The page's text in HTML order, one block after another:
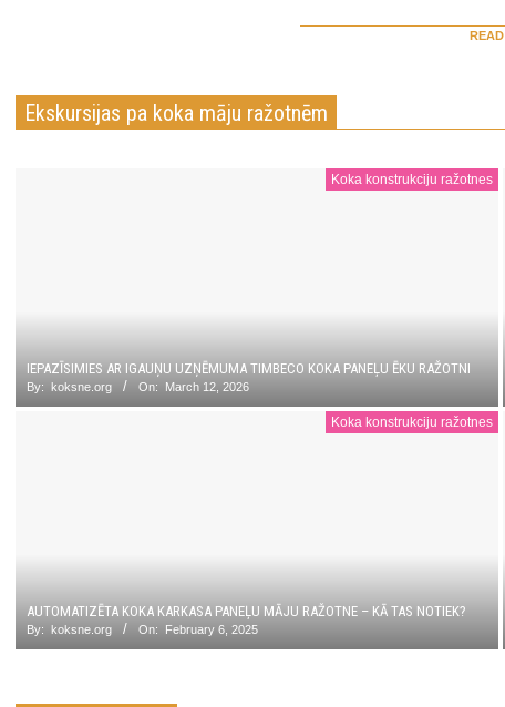
Ekskursijas pa koka māju ražotnēm
Koka konstrukciju ražotnes
IEPAZĪSIMIES AR IGAUŅU UZŅĒMUMA TIMBECO KOKA PANEĻU ĒKU RAŽOTNI
By: koksne.org On: March 12, 2026
Koka konstrukciju ražotnes
AUTOMATIZĒTA KOKA KARKASA PANEĻU MĀJU RAŽOTNE – KĀ TAS NOTIEK?
By: koksne.org On: February 6, 2025